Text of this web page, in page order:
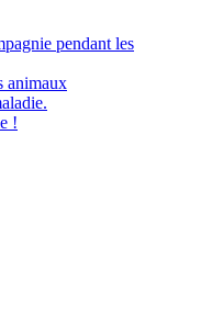
pendant les
animaux
!